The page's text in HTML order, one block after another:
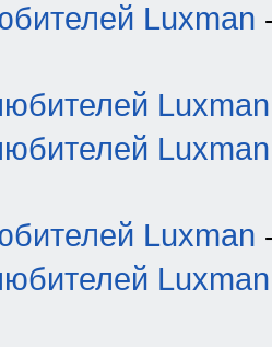
Luxman
Luxman
Luxman
Luxman
Luxman